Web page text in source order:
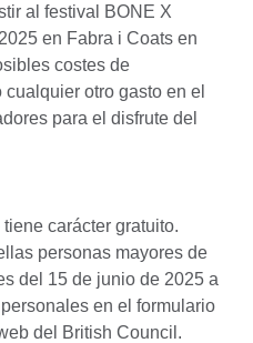
al festival BONE X
en Fabra i Coats en
costes de
otro gasto en el
para el disfrute del
carácter gratuito.
personas mayores de
del 15 de junio de 2025 a
en el formulario
del British Council.